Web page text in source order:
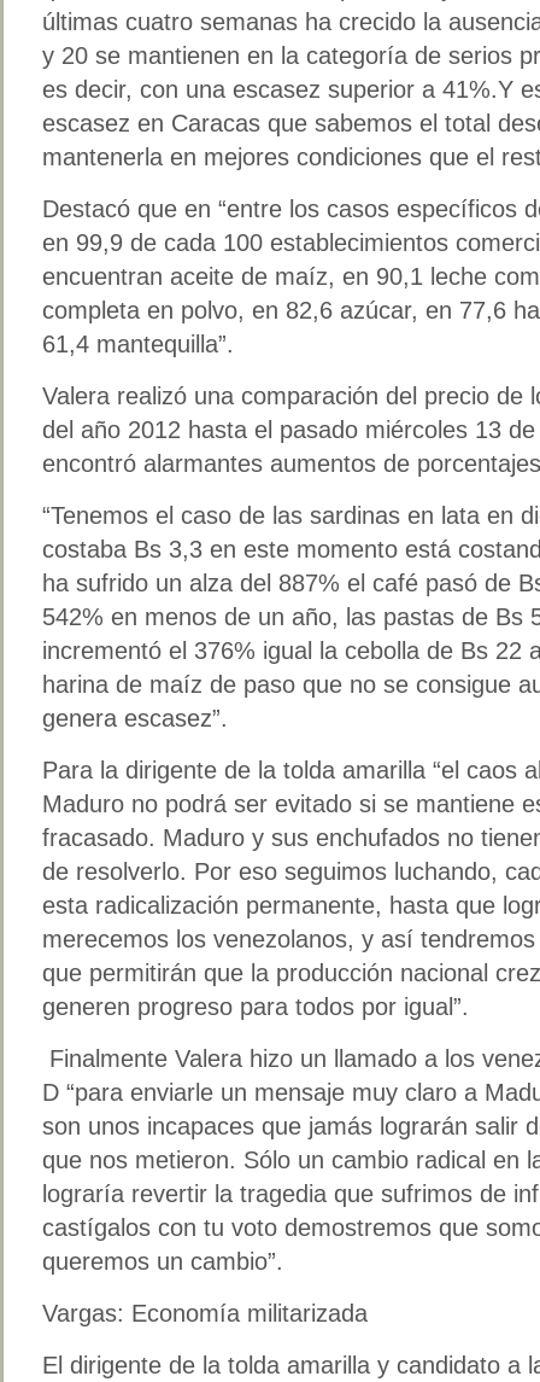
últimas cuatro semanas ha crecido la
y 20 se mantienen en la categoría de serios
es decir, con una escasez superior a 41%.Y
escasez en Caracas que sabemos el total
mantenerla en mejores condiciones que el
Destacó que en “entre los casos específicos
en 99,9 de cada 100 establecimientos
encuentran aceite de maíz, en 90,1 leche
completa en polvo, en 82,6 azúcar, en 77,6
61,4 mantequilla”.
Valera realizó una comparación del precio de
del año 2012 hasta el pasado miércoles 13
encontró alarmantes aumentos de
“Tenemos el caso de las sardinas en lata en
costaba Bs 3,3 en este momento está
ha sufrido un alza del 887% el café pasó de
542% en menos de un año, las pastas de Bs
incrementó el 376% igual la cebolla de Bs 22
harina de maíz de paso que no se consigue
genera escasez”.
Para la dirigente de la tolda amarilla “el caos
Maduro no podrá ser evitado si se mantiene
fracasado. Maduro y sus enchufados no
de resolverlo. Por eso seguimos luchando,
esta radicalización permanente, hasta que
merecemos los venezolanos, y así
que permitirán que la producción nacional
generen progreso para todos por igual”.
Finalmente Valera hizo un llamado a los
D “para enviarle un mensaje muy claro a
son unos incapaces que jamás lograrán salir
que nos metieron. Sólo un cambio radical en
lograría revertir la tragedia que sufrimos de
castígalos con tu voto demostremos que
queremos un cambio”.
Vargas: Economía militarizada
El dirigente de la tolda amarilla y candidato a